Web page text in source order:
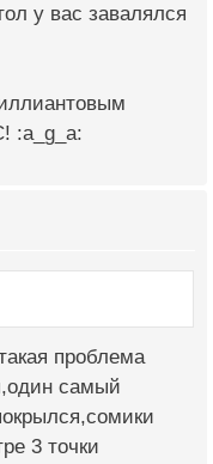
у вас завалялся
:a_g_a:
проблема
самый
3 точки